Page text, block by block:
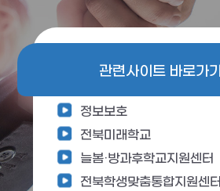
관련사이트 바로가기
정보보호
전북미래학교
늘봄·방과후학교지원센터
전북학생맞춤통합지원센터